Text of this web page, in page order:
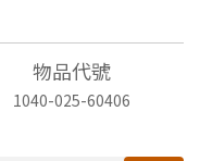
物品代號
1040-025-60406